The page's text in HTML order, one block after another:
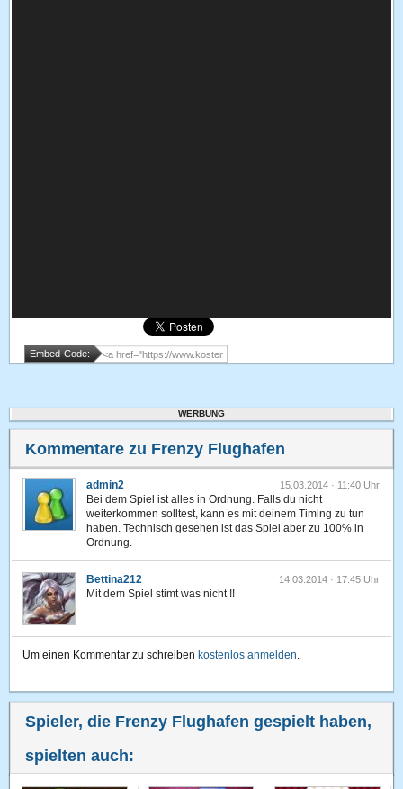
Embed-Code:
WERBUNG
Kommentare zu Frenzy Flughafen
admin2 15.03.2014 · 11:40 Uhr
Bei dem Spiel ist alles in Ordnung. Falls du nicht
weiterkommen solltest, kann es mit deinem Timing zu tun
haben. Technisch gesehen ist das Spiel aber zu 100% in
Ordnung.
Bettina212 14.03.2014 · 17:45 Uhr
Mit dem Spiel stimt was nicht !!
Um einen Kommentar zu schreiben kostenlos anmelden.
Spieler, die Frenzy Flughafen gespielt haben,
spielten auch: